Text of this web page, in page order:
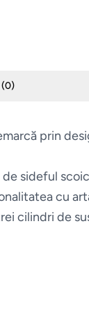
0)
prin
sideful
cu
cilindri de